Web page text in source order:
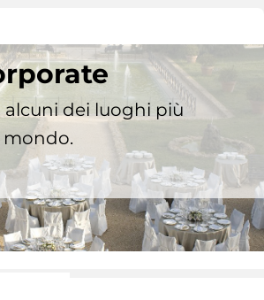
alcuni dei luoghi più
mondo.